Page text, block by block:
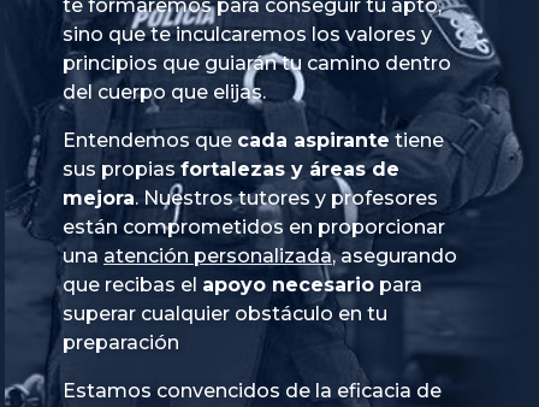
te formaremos para conseguir tu apto,
sino que te inculcaremos los valores y
principios que guiarán tu camino dentro
del cuerpo que elijas.
Entendemos que cada aspirante tiene
sus propias fortalezas y áreas de
mejora. Nuestros tutores y profesores
están comprometidos en proporcionar
una atención personalizada, asegurando
que recibas el apoyo necesario para
superar cualquier obstáculo en tu
preparación
Estamos convencidos de la eficacia de